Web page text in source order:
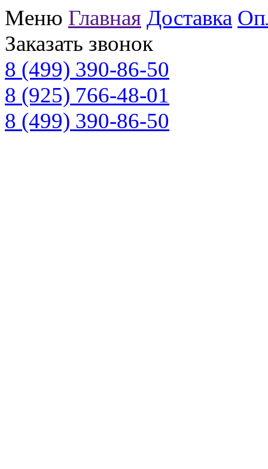
Меню Главная Доставка
Заказать звонок
8 (499) 390-86-50
8 (925) 766-48-01
8 (499) 390-86-50